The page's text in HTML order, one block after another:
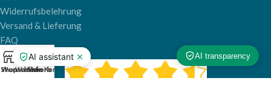
Widerrufsbelehrung
Versand & Lieferung
FAQ
Shop
Wunschliste
0
Warenkorb
Mein Konto